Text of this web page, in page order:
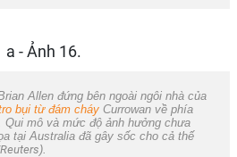
Allen đứng bên ngoài ngôi nhà của
bụi từ đám cháy Currowan về phía
Qui mô và mức độ ảnh hưởng chưa
tại Australia đã gây sốc cho cả thế
).